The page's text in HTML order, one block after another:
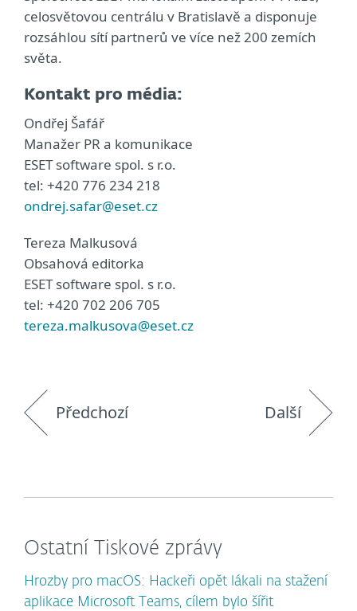
celosvětovou centrálu v Bratislavě a disponuje
rozsáhlou sítí partnerů ve více než 200 zemích
světa.
Kontakt pro média:
Ondřej Šafář
Manažer PR a komunikace
ESET software spol. s r.o.
tel: +420 776 234 218
ondrej.safar@eset.cz
Tereza Malkusová
Obsahová editorka
ESET software spol. s r.o.
tel: +420 702 206 705
tereza.malkusova@eset.cz
Předchozí Další
Ostatní Tiskové zprávy
Hrozby pro macOS: Hackeři opět lákali na stažení
aplikace Microsoft Teams, cílem bylo šířit